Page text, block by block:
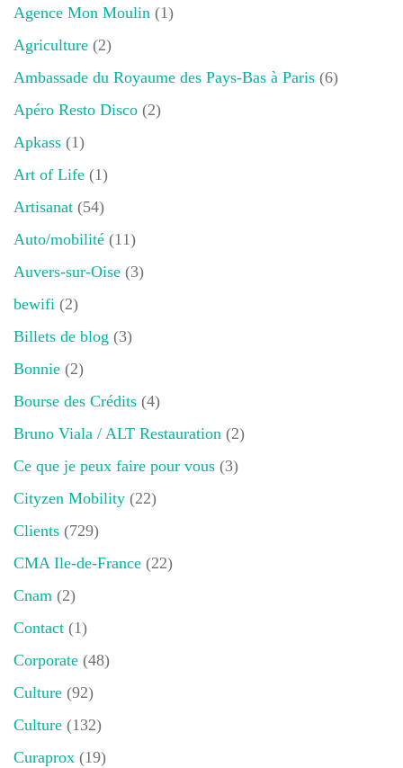
Agence Mon Moulin (1)
Agriculture (2)
Ambassade du Royaume des Pays-Bas à Paris (6)
Apéro Resto Disco (2)
Apkass (1)
Art of Life (1)
Artisanat (54)
Auto/mobilité (11)
Auvers-sur-Oise (3)
bewifi (2)
Billets de blog (3)
Bonnie (2)
Bourse des Crédits (4)
Bruno Viala / ALT Restauration (2)
Ce que je peux faire pour vous (3)
Cityzen Mobility (22)
Clients (729)
CMA Ile-de-France (22)
Cnam (2)
Contact (1)
Corporate (48)
Culture (92)
Culture (132)
Curaprox (19)